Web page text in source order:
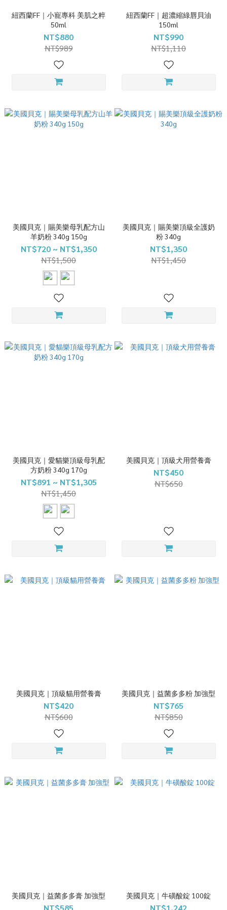
紐西蘭FF｜小寵專科 美肌之粹
50ml
NT$880
NT$989
紐西蘭FF｜超濃縮綠唇貝油
150ml
NT$990
NT$1,110
美國貝克｜賜美樂母乳配方山
羊奶粉 340g 150g
NT$720 ~ NT$1,350
NT$1,500
美國貝克｜賜美樂頂級全護奶
粉 340g
NT$1,350
NT$1,450
美國貝克｜愛貓樂頂級母乳配
方奶粉 340g 170g
NT$891 ~ NT$1,305
NT$1,450
美國貝克｜頂級犬用營養膏
NT$450
NT$650
美國貝克｜頂級貓用營養膏
NT$420
NT$600
美國貝克｜益菌多多粉 加強型
NT$765
NT$850
美國貝克｜益菌多多膏 加強型
NT$585
美國貝克｜牛磺酸錠 100錠
NT$1,242